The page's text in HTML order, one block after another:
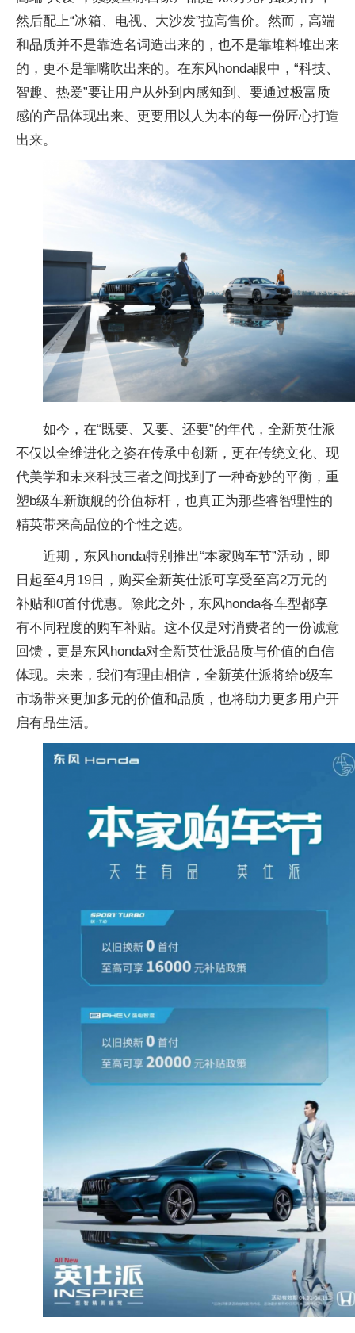
然后配上“冰箱、电视、大沙发”拉高售价。然而，高端
和品质并不是靠造名词造出来的，也不是靠堆料堆出来
的，更不是靠嘴吹出来的。在东风honda眼中，“科技、
智趣、热爱”要让用户从外到内感知到、要通过极富质
感的产品体现出来、更要用以人为本的每一份匠心打造
出来。
如今，在“既要、又要、还要”的年代，全新英仕派
不仅以全维进化之姿在传承中创新，更在传统文化、现
代美学和未来科技三者之间找到了一种奇妙的平衡，重
塑b级车新旗舰的价值标杆，也真正为那些睿智理性的
精英带来高品位的个性之选。
近期，东风honda特别推出“本家购车节”活动，即
日起至4月19日，购买全新英仕派可享受至高2万元的
补贴和0首付优惠。除此之外，东风honda各车型都享
有不同程度的购车补贴。这不仅是对消费者的一份诚意
回馈，更是东风honda对全新英仕派品质与价值的自信
体现。未来，我们有理由相信，全新英仕派将给b级车
市场带来更加多元的价值和品质，也将助力更多用户开
启有品生活。